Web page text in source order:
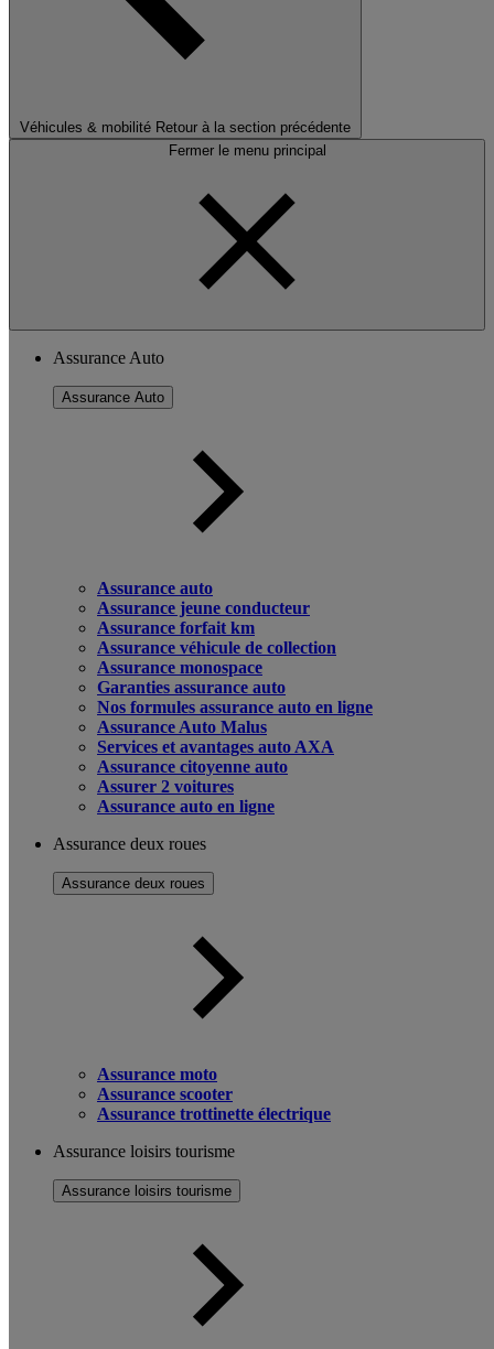
Véhicules & mobilité Retour à la section précédente
Fermer le menu principal
Assurance Auto
Assurance Auto
Assurance auto
Assurance jeune conducteur
Assurance forfait km
Assurance véhicule de collection
Assurance monospace
Garanties assurance auto
Nos formules assurance auto en ligne
Assurance Auto Malus
Services et avantages auto AXA
Assurance citoyenne auto
Assurer 2 voitures
Assurance auto en ligne
Assurance deux roues
Assurance deux roues
Assurance moto
Assurance scooter
Assurance trottinette électrique
Assurance loisirs tourisme
Assurance loisirs tourisme